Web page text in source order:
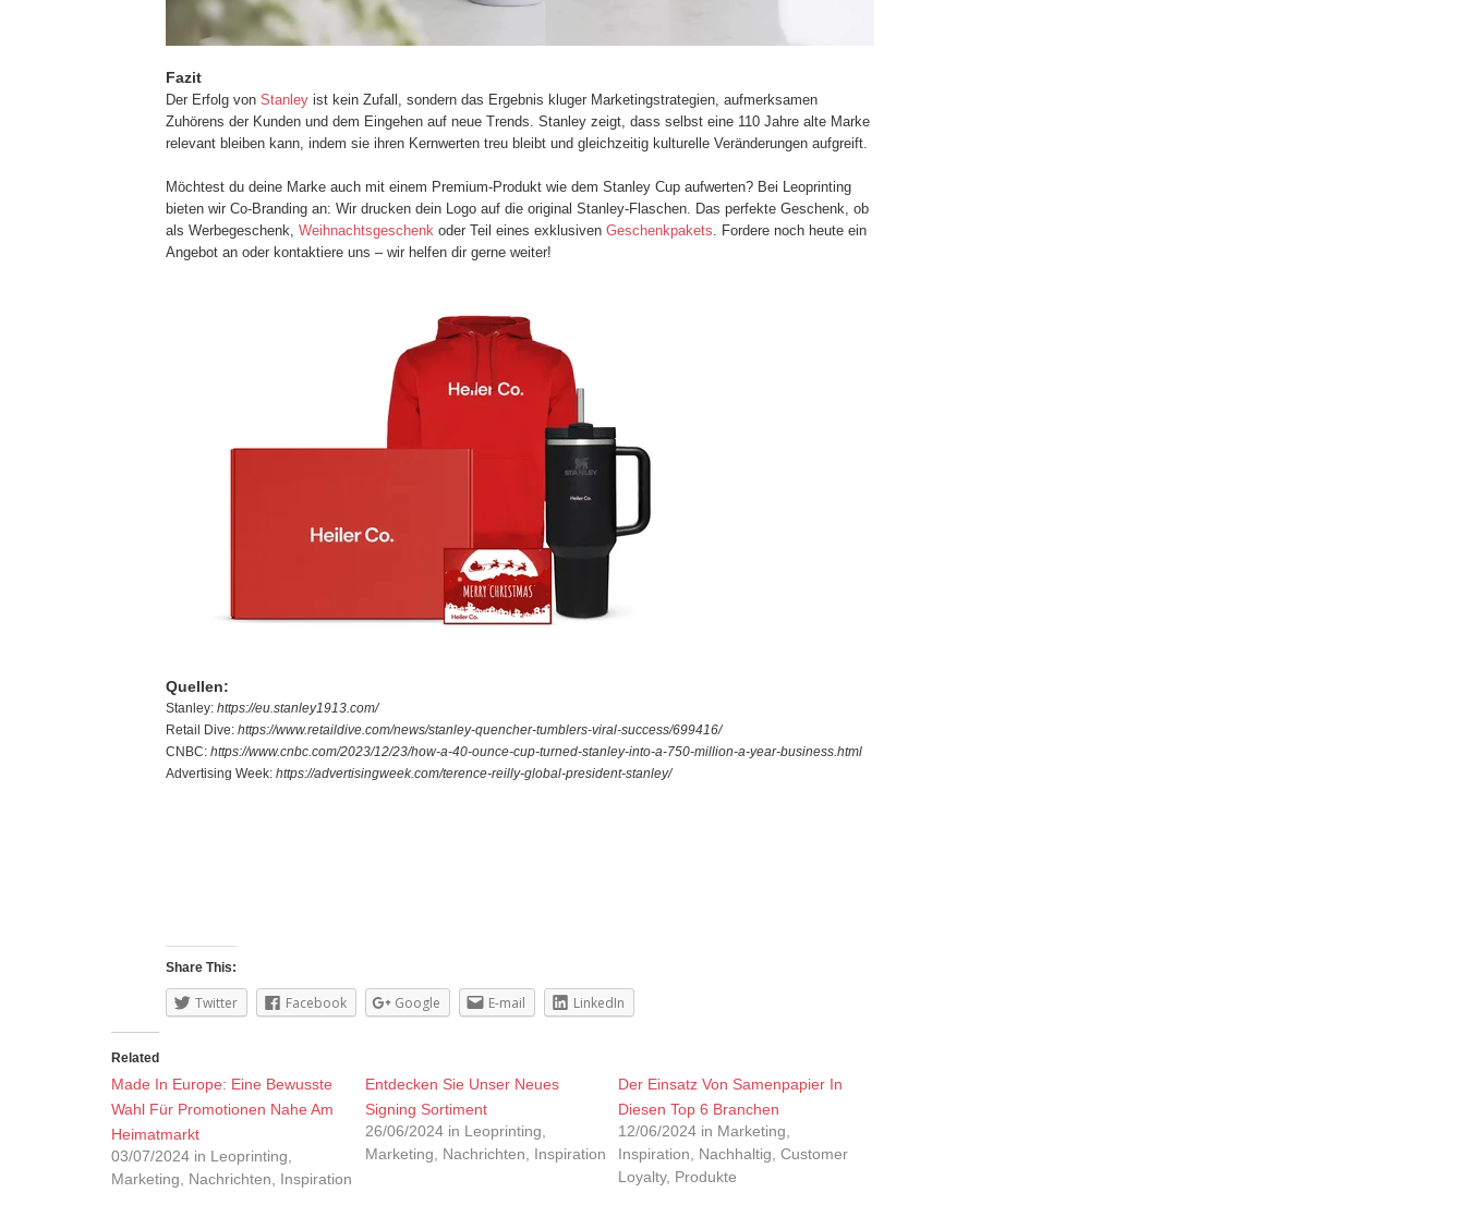
Fazit
Der Erfolg von Stanley ist kein Zufall, sondern das Ergebnis kluger Marketingstrategien, aufmerksamen
Zuhörens der Kunden und dem Eingehen auf neue Trends. Stanley zeigt, dass selbst eine 110 Jahre alte Marke
relevant bleiben kann, indem sie ihren Kernwerten treu bleibt und gleichzeitig kulturelle Veränderungen aufgreift.
Möchtest du deine Marke auch mit einem Premium-Produkt wie dem Stanley Cup aufwerten? Bei Leoprinting
bieten wir Co-Branding an: Wir drucken dein Logo auf die original Stanley-Flaschen. Das perfekte Geschenk, ob
als Werbegeschenk, Weihnachtsgeschenk oder Teil eines exklusiven Geschenkpakets. Fordere noch heute ein
Angebot an oder kontaktiere uns – wir helfen dir gerne weiter!
Quellen:
Stanley: https://eu.stanley1913.com/
Retail Dive: https://www.retaildive.com/news/stanley-quencher-tumblers-viral-success/699416/
CNBC: https://www.cnbc.com/2023/12/23/how-a-40-ounce-cup-turned-stanley-into-a-750-million-a-year-business.html
Advertising Week: https://advertisingweek.com/terence-reilly-global-president-stanley/
Share This:
Twitter Facebook Google E-mail LinkedIn
Related
Made In Europe: Eine Bewusste
Wahl Für Promotionen Nahe Am
Heimatmarkt
03/07/2024 in Leoprinting,
Marketing, Nachrichten, Inspiration
Entdecken Sie Unser Neues
Signing Sortiment
26/06/2024 in Leoprinting,
Marketing, Nachrichten, Inspiration
Der Einsatz Von Samenpapier In
Diesen Top 6 Branchen
12/06/2024 in Marketing,
Inspiration, Nachhaltig, Customer
Loyalty, Produkte